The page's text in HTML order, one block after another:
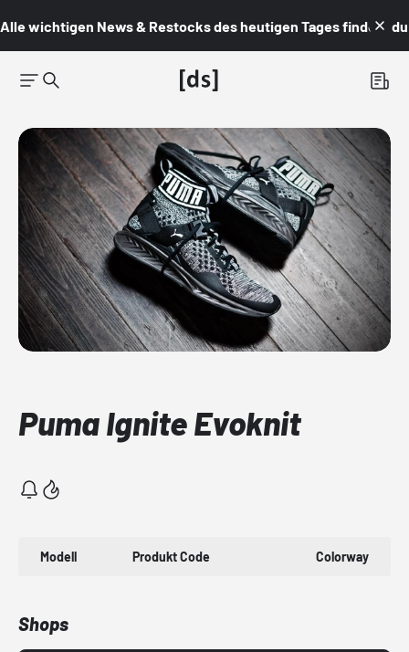
Alle wichtigen News & Restocks des heutigen Tages findest du
Puma Ignite Evoknit
Modell Produkt Code Colorway
Shops